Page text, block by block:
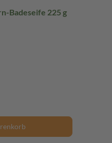
Badeseife 225 g